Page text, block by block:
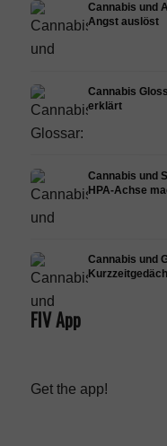
Cannabis und
Angst auslöst
Cannabis
erklärt
Cannabis und
HPA-Achse
Cannabis und
FIV App
Get the app!